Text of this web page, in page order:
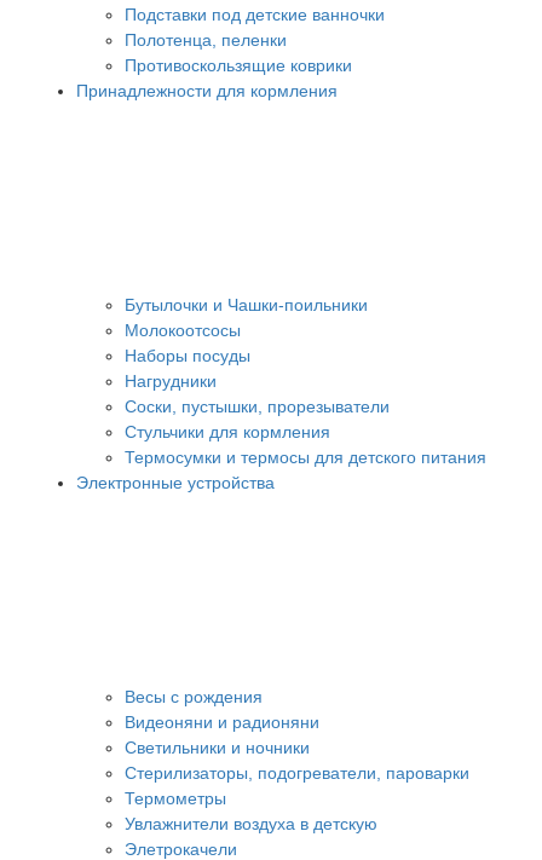
Подставки под детские ванночки
Полотенца, пеленки
Противоскользящие коврики
Принадлежности для кормления
Бутылочки и Чашки-поильники
Молокоотсосы
Наборы посуды
Нагрудники
Соски, пустышки, прорезыватели
Стульчики для кормления
Термосумки и термосы для детского питания
Электронные устройства
Весы с рождения
Видеоняни и радионяни
Светильники и ночники
Стерилизаторы, подогреватели, пароварки
Термометры
Увлажнители воздуха в детскую
Элетрокачели